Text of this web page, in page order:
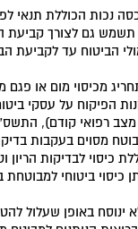
נכות הכוללת תנאי
תשמש גם לצורך קביעת
הביטוח עד לקביעת
מכיסוי מום או פגם
הפיקוח על עסקי
מסוים בעקבות
כיסוי לבדיקות הריון
ביטוחי למבוטחת
ינוסח באופן שעלול